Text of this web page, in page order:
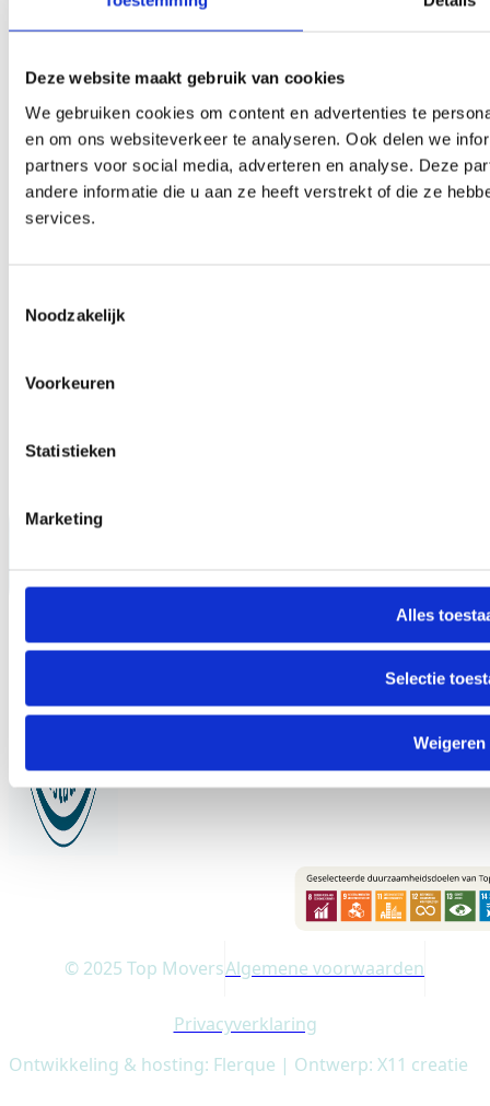
Deze website maakt gebruik van cookies
We gebruiken cookies om content en advertenties te
en om ons websiteverkeer te analyseren. Ook delen we
partners voor social media, adverteren en analyse. Deze
andere informatie die u aan ze heeft verstrekt of die ze
services.
Noodzakelijk
Voorkeuren
Statistieken
Marketing
Alles
Selectie
Weigeren
© 2025 Top MoversAlgemene voorwaarden
Privacyverklaring
Ontwikkeling & hosting: Flerque | Ontwerp: X11 creatie